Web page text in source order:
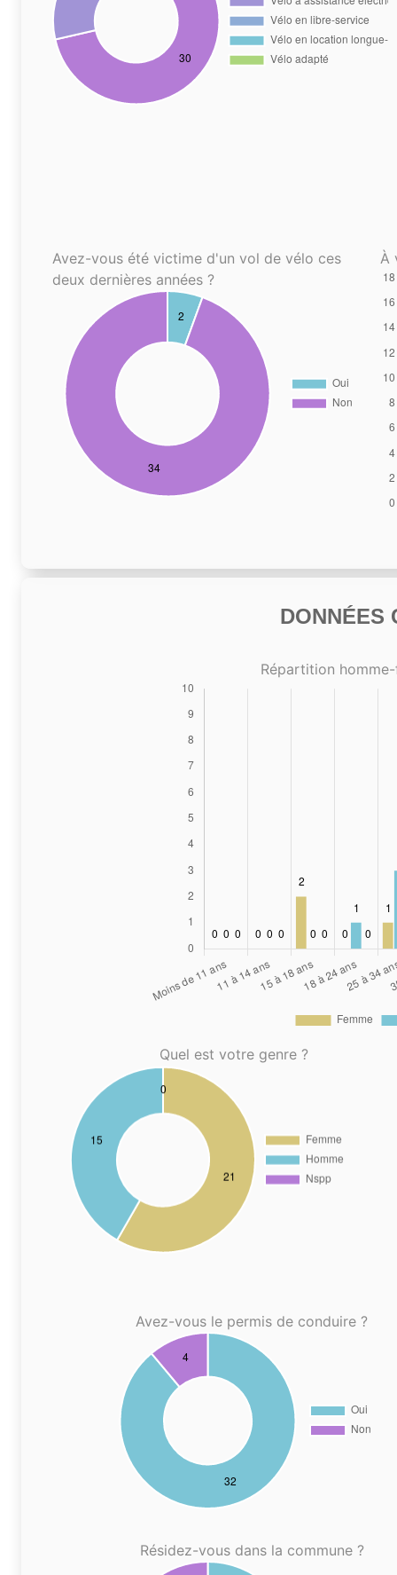
Avez-vous été victime d'un vol de vélo ces
deux dernières années ?
À
DONNÉES
Répartition
Quel est votre genre ?
Avez-vous le permis de conduire ?
Résidez-vous dans la commune ?